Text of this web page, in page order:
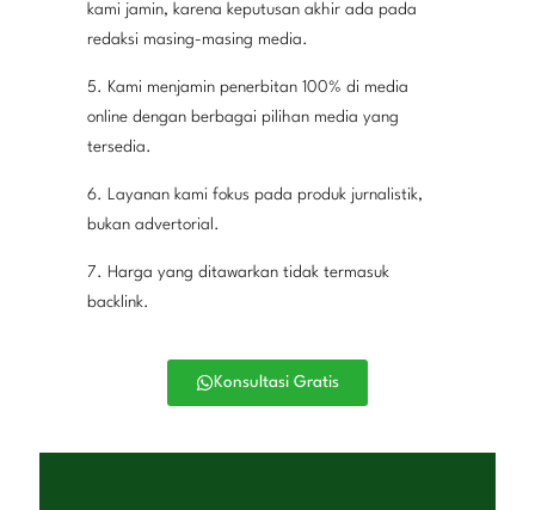
kami jamin, karena keputusan akhir ada pada
redaksi masing-masing media.
5. Kami menjamin penerbitan 100% di media
online dengan berbagai pilihan media yang
tersedia.
6. Layanan kami fokus pada produk jurnalistik,
bukan advertorial.
7. Harga yang ditawarkan tidak termasuk
backlink.
Konsultasi Gratis